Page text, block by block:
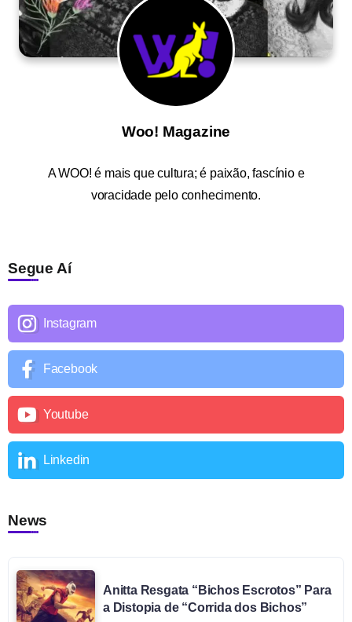
Woo! Magazine
AWOO! é mais que cultura; é paixão, fascínio e
voracidade pelo conhecimento.
Segue Aí
Instagram
Facebook
Youtube
Linkedin
News
Anitta Resgata “Bichos Escrotos” Para
a Distopia de “Corrida dos Bichos”